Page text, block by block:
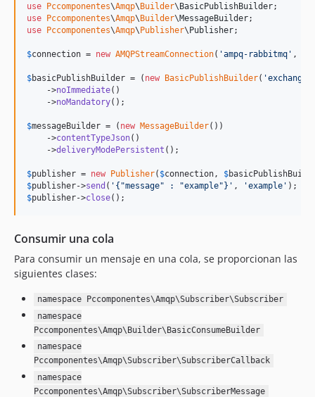
use Pccomponentes\Amqp\Builder\BasicPublishBuilder
use Pccomponentes\Amqp\Builder\MessageBuilder
use Pccomponentes\Amqp\Publisher\Publisher;
$connection = new AMQPStreamConnection( 'ampq-rabbitmq ' ,
$basicPublishBuilder = ( new BasicPublishBuilder( '
    ->
noImmediate()
    ->
noMandatory();
$messageBuilder = ( new MessageBuilder())
    ->
contentTypeJson()
    ->
deliveryModePersistent ();
$publisher = new Publisher( $connection , $
$publisher->send ( ' {"message" : "example"} ' , 'example '
$publisher->close();
Consumir una cola
Para consumir un mensaje en una cola, se proporcionan las
siguientes clases:
namespace Pccomponentes\Amqp\Subscriber\Subscriber
namespace
Pccomponentes\Amqp\Builder\BasicConsumeBuilder
namespace
Pccomponentes\Amqp\Subscriber\SubscriberCallback
namespace
Pccomponentes\Amqp\Subscriber\SubscriberMessage